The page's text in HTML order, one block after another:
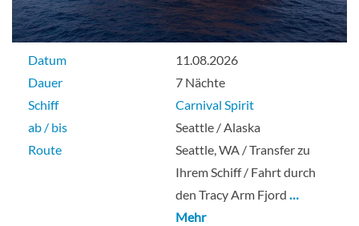
Datum
11.08.2026
Dauer
7 Nächte
Schiff
Carnival Spirit
ab / bis
Seattle / Alaska
Route
Seattle, WA / Transfer zu
Ihrem Schiff / Fahrt durch
den Tracy Arm Fjord …
Mehr